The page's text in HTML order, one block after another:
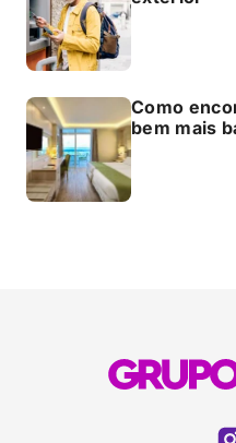
Como
bem mais